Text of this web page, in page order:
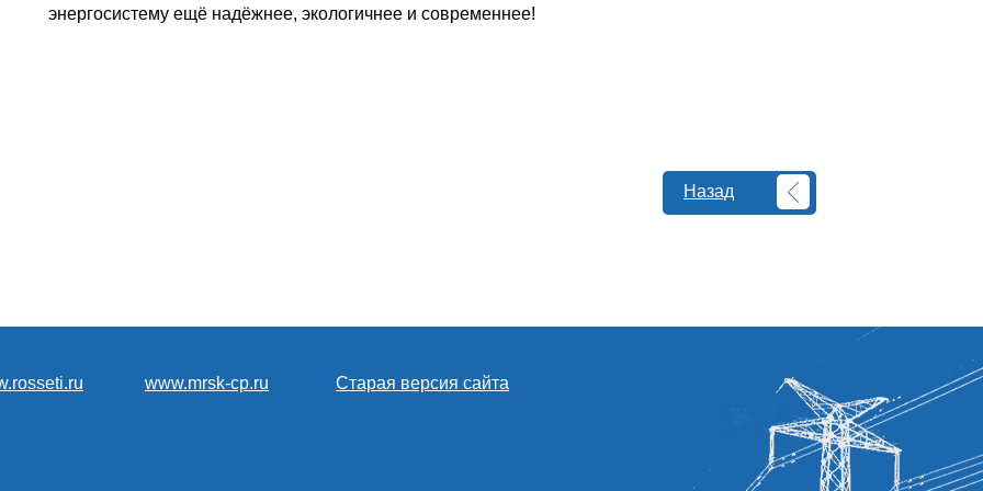
Назад
энергосистему ещё надёжнее, экологичнее и современнее!
www.mrsk-cp.ru Старая версия сайта